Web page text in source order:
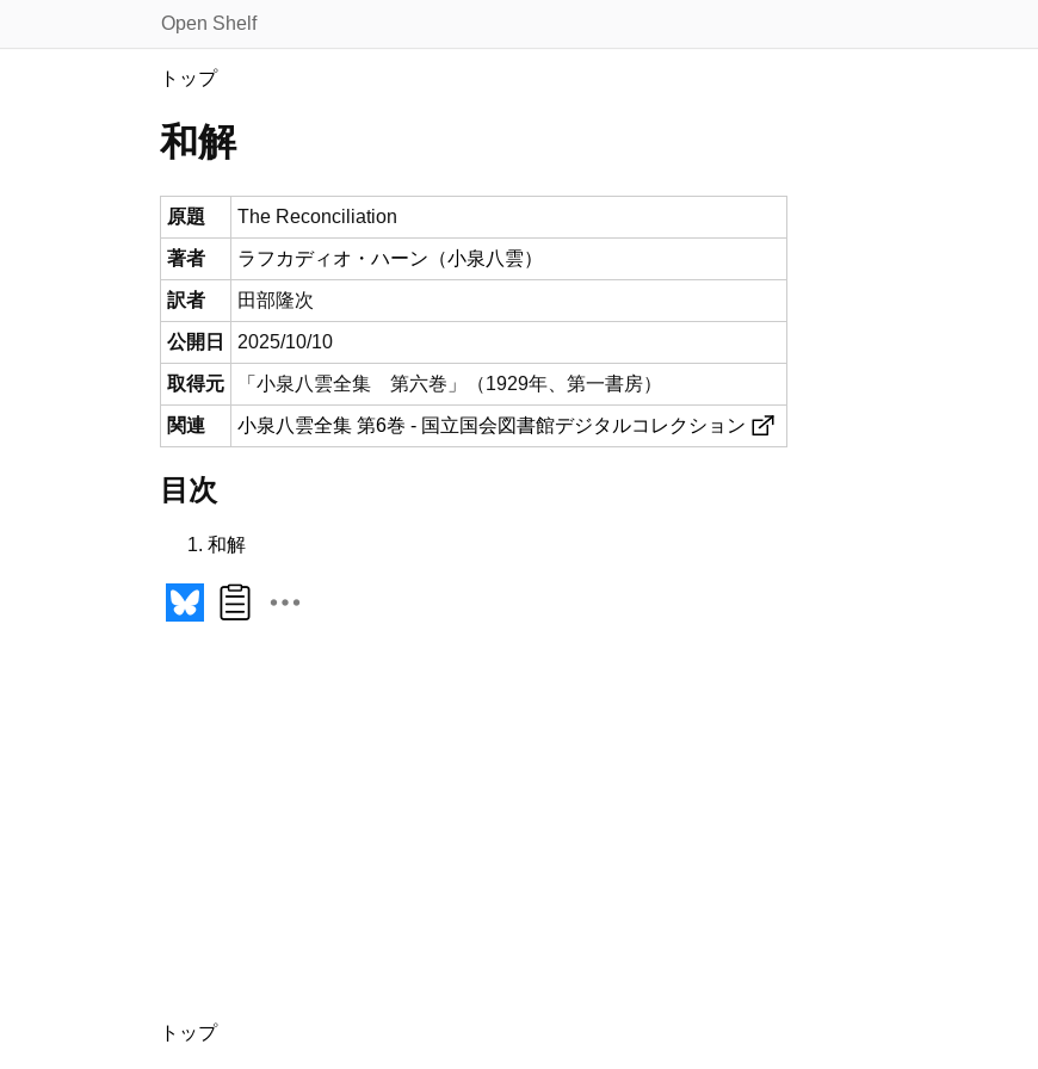
Open Shelf
トップ
和解
原題 The Reconciliation
著者 ラフカディオ・ハーン（小泉八雲）
訳者 田部隆次
公開日 2025/10/10
取得元 「小泉八雲全集 第六巻」（1929年、第一書房）
関連 小泉八雲全集 第6巻 - 国立国会図書館デジタルコレクション
目次
和解
トップ